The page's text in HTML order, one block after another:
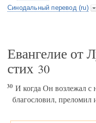
Синодальный перевод (ru)
Евангелие от
стих 30
30 И когда Он возлежал с
благословил, преломил